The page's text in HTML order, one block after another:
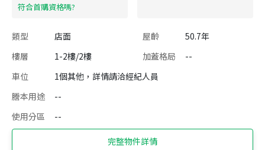
​符合首購資格嗎?
類型 店面 屋齡
50.7年
樓層
1-2樓/2樓 加蓋格局
--
車位
1個其他，詳情請洽經紀人員
謄本用途
--
使用分區
--
完整物件詳情